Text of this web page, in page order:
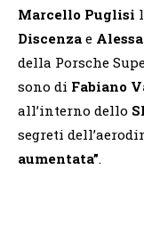
Marcello Puglisi
Discenza e
della Porsche
sono di Fabiano
all’interno dello
segreti
aumentata”.